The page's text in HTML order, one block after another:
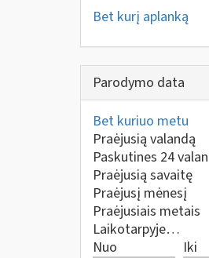
Bet kurį aplanką
Parodymo data
Bet kuriuo metu
Praėjusią valandą
Paskutines 24
Praėjusią savaitę
Praėjusį mėnesį
Praėjusiais metais
Laikotarpyje…
Nuo
Iki